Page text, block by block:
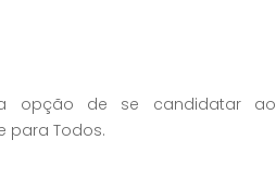
opção de se candidatar ao
para Todos.